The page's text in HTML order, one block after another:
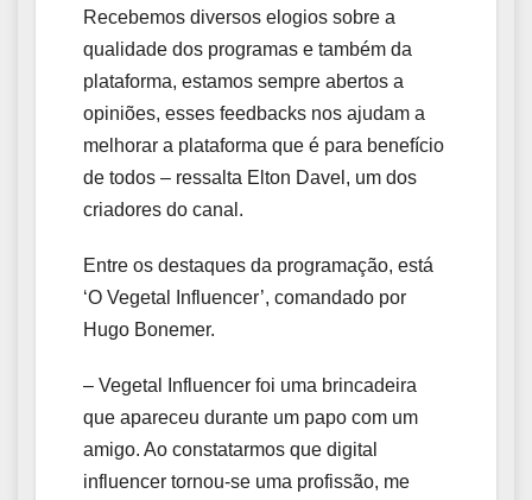
Recebemos diversos elogios sobre a
qualidade dos programas e também da
plataforma, estamos sempre abertos a
opiniões, esses feedbacks nos ajudam a
melhorar a plataforma que é para benefício
de todos – ressalta Elton Davel, um dos
criadores do canal.
Entre os destaques da programação, está
‘O Vegetal Influencer’, comandado por
Hugo Bonemer.
– Vegetal Influencer foi uma brincadeira
que apareceu durante um papo com um
amigo. Ao constatarmos que digital
influencer tornou-se uma profissão, me